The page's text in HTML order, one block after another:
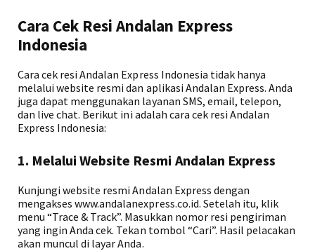
Cara Cek Resi Andalan Express
Indonesia
Cara cek resi Andalan Express Indonesia tidak hanya
melalui website resmi dan aplikasi Andalan Express. Anda
juga dapat menggunakan layanan SMS, email, telepon,
dan live chat. Berikut ini adalah cara cek resi Andalan
Express Indonesia:
1. Melalui Website Resmi Andalan Express
Kunjungi website resmi Andalan Express dengan
mengakses www.andalanexpress.co.id. Setelah itu, klik
menu “Trace & Track”. Masukkan nomor resi pengiriman
yang ingin Anda cek. Tekan tombol “Cari”. Hasil pelacakan
akan muncul di layar Anda.